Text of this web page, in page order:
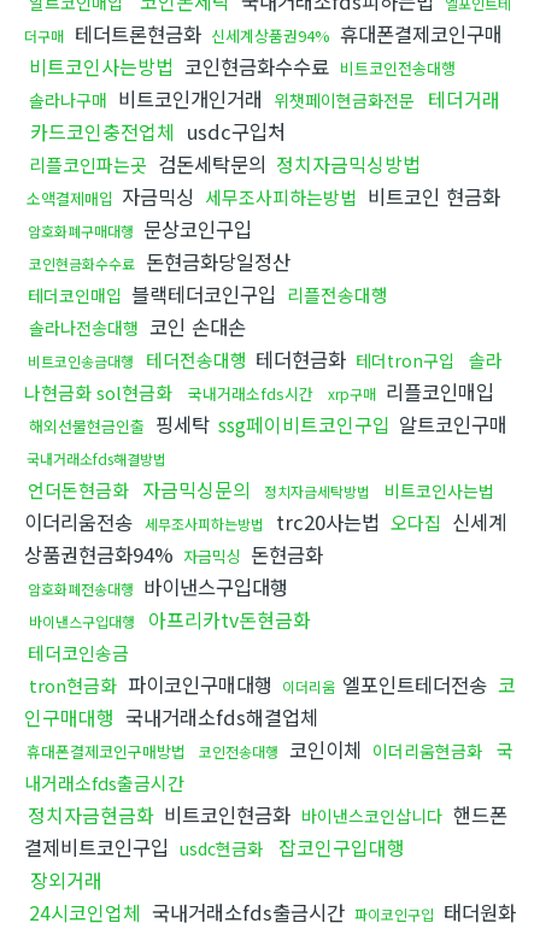
더구매 테더트론현금화 신세계상품권94% 휴대폰결제코인구매
비트코인사는방법 코인현금화수수료 비트코인전송대행
솔라나구매 비트코인개인거래 위챗페이현금화전문
테더거래
카드코인충전업체 usdc구입처
리플코인파는곳 검돈세탁문의 정치자금믹싱방법
소액결제매입 자금믹싱 세무조사피하는방법 비트코인 현금화
암호화폐구매대행 문상코인구입
코인현금화수수료 돈현금화당일정산
테더코인매입 블랙테더코인구입 리플전송대행
솔라나전송대행 코인 손대손
비트코인송금대행 테더전송대행 테더현금화 테더tron구입
솔라
나현금화 sol현금화
국내거래소fds시간 xrp구매 리플코인매입
해외선물현금인출 핑세탁 ssg페이비트코인구입 알트코인구매
국내거래소fds해결방법
언더돈현금화 자금믹싱문의 정치자금세탁방법 비트코인사는법
이더리움전송 세무조사피하는방법 trc20사는법 오다집 신세계
상품권현금화94% 자금믹싱 돈현금화
암호화폐전송대행 바이낸스구입대행
바이낸스구입대행 아프리카tv돈현금화
테더코인송금
tron현금화 파이코인구매대행 이더리움 엘포인트테더전송 코
인구매대행 국내거래소fds해결업체
휴대폰결제코인구매방법 코인전송대행 코인이체 이더리움현금화 국
내거래소fds출금시간
정치자금현금화 비트코인현금화 바이낸스코인삽니다 핸드폰
결제비트코인구입 usdc현금화
잡코인구입대행
장외거래
24시코인업체 국내거래소fds출금시간 파이코인구입 태더원화